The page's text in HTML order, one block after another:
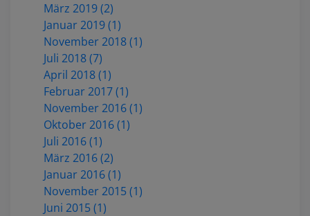
März 2019 (2)
Januar 2019 (1)
November 2018 (1)
Juli 2018 (7)
April 2018 (1)
Februar 2017 (1)
November 2016 (1)
Oktober 2016 (1)
Juli 2016 (1)
März 2016 (2)
Januar 2016 (1)
November 2015 (1)
Juni 2015 (1)